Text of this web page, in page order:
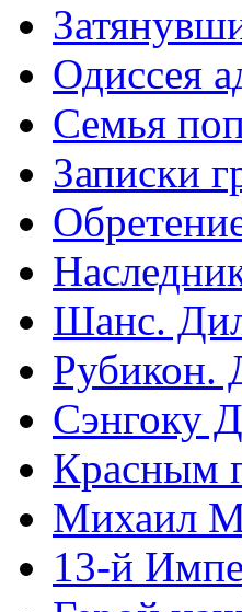
Одиссея
Cемья
Записки
Шанс.
Рубикон.
Сэнгоку
Красным
Михаил
13-й